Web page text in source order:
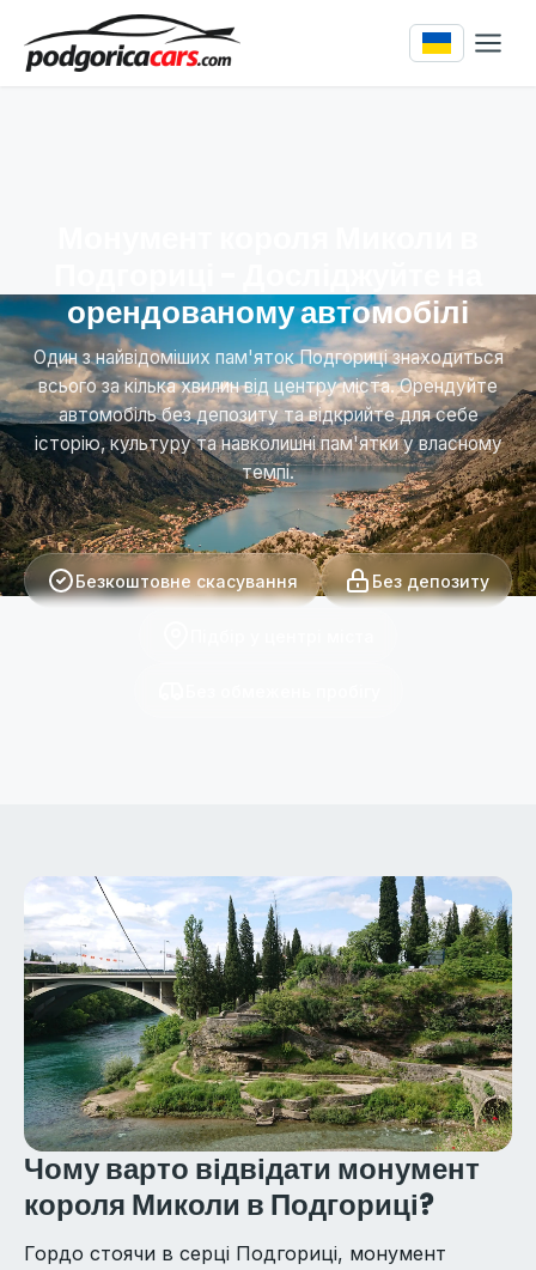
орендованому автомобілі
Один з найвідоміших пам'яток Подгориці знаходиться
всього за кілька хвилин від центру міста. Орендуйте
автомобіль без депозиту та відкрийте для себе
історію, культуру та навколишні пам'ятки у власному
темпі.
Безкоштовне скасування Без депозиту
Чому варто відвідати монумент
короля Миколи в Подгориці?
Гордо стоячи в серці Подгориці, монумент